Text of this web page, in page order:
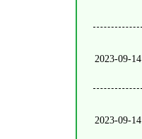
2023-09-14
2023-09-14